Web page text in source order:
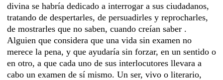
divina se habría dedicado a interrogar a sus ciudadanos,
tratando de despertarles, de persuadirles y reprocharles,
de mostrarles que no saben, cuando creían saber .
Alguien que considera que una vida sin examen no
merece la pena, y que ayudaría sin forzar, en un sentido o
en otro, a que cada uno de sus interlocutores llevara a
cabo un examen de sí mismo. Un ser, vivo o literario,